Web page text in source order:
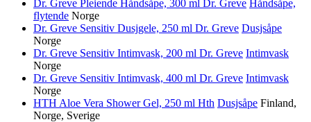
Dr. Greve Pleiende Håndsåpe, 300 ml Dr. Greve Håndsåpe,
flytende Norge
Dr. Greve Sensitiv Dusjgele, 250 ml Dr. Greve Dusjsåpe
Norge
Dr. Greve Sensitiv Intimvask, 200 ml Dr. Greve Intimvask
Norge
Dr. Greve Sensitiv Intimvask, 400 ml Dr. Greve Intimvask
Norge
HTH Aloe Vera Shower Gel, 250 ml Hth Dusjsåpe Finland,
Norge, Sverige